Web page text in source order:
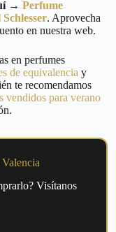
→ Perfume
. Aprovecha
en nuestra web.
en perfumes
de equivalencia y
te recomendamos
vendidos para verano
Visítanos